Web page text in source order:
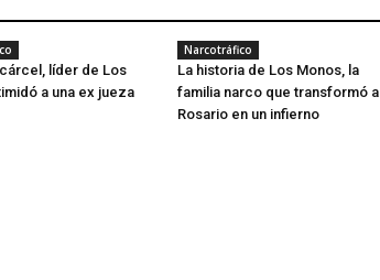
líder de Los
a una ex jueza
Narcotráfico
La historia de Los Monos, la
familia narco que transformó a
Rosario en un infierno